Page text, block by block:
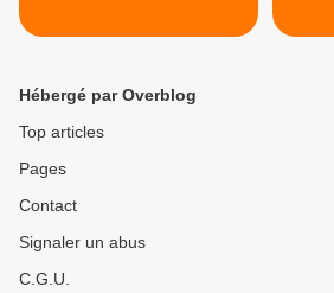
Hébergé par Overblog
Top articles
Pages
Contact
Signaler un abus
C.G.U.